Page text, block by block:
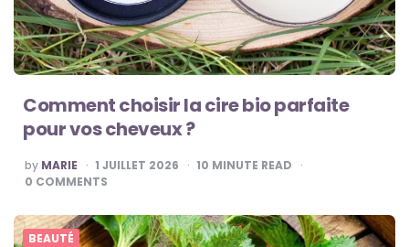
Comment choisir la cire bio parfaite
pour vos cheveux ?
POSTED
BY
by MARIE 1 JUILLET 2026 10 MINUTE READ
0 COMMENTS
BEAUTÉ